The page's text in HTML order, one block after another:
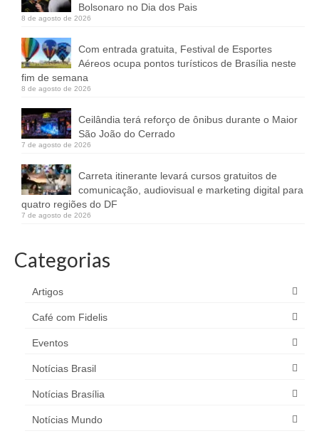
Bolsonaro no Dia dos Pais
8 de agosto de 2026
Com entrada gratuita, Festival de Esportes
Aéreos ocupa pontos turísticos de Brasília neste
fim de semana
8 de agosto de 2026
Ceilândia terá reforço de ônibus durante o Maior
São João do Cerrado
7 de agosto de 2026
Carreta itinerante levará cursos gratuitos de
comunicação, audiovisual e marketing digital para
quatro regiões do DF
7 de agosto de 2026
Categorias
Artigos
Café com Fidelis
Eventos
Notícias Brasil
Notícias Brasília
Notícias Mundo